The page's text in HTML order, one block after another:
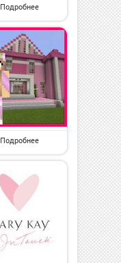
Подробнее
Подробнее